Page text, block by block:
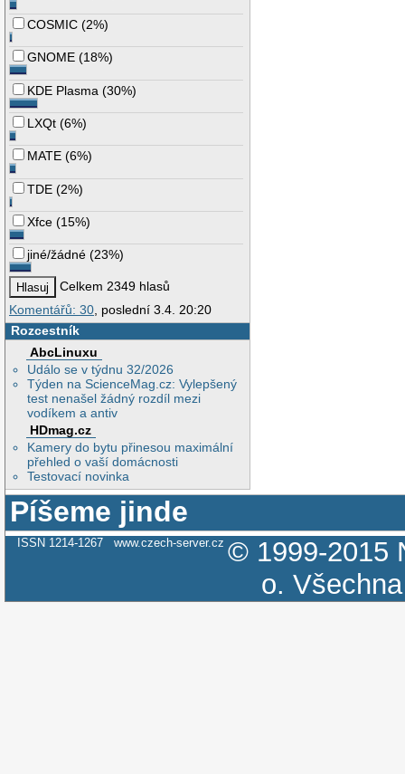
COSMIC (2%)
GNOME (18%)
KDE Plasma (30%)
LXQt (6%)
MATE (6%)
TDE (2%)
Xfce (15%)
jiné/žádné (23%)
Celkem 2349 hlasů
Komentářů: 30 , poslední 3.4. 20:20
Rozcestník
AbcLinuxu
Událo se v týdnu 32/2026
Týden na ScienceMag.cz: Vylepšený
test nenašel žádný rozdíl mezi
vodíkem a antiv
HDmag.cz
Kamery do bytu přinesou maximální
přehled o vaší domácnosti
Testovací novinka
Píšeme jinde
ISSN 1214-1267 www.czech-server.cz © 1999-2015
o.